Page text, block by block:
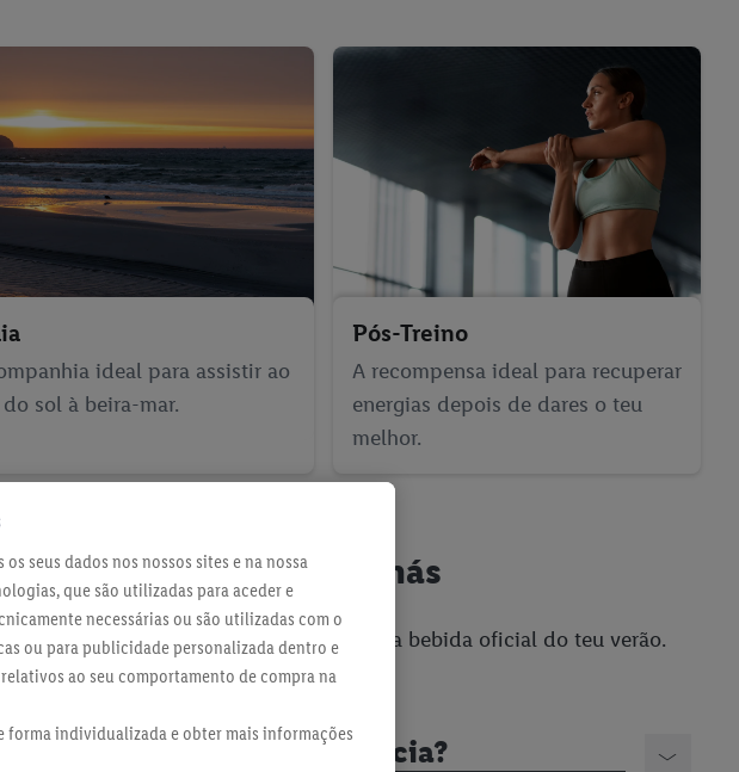
ideal para assistir ao
sol à beira-mar.
Pós-Treino
A recompensa ideal para recuperar
energias depois de dares o teu
melhor.
com gás sabor Ananás
e descobre por que razão esta vai ser a bebida oficial do teu verão.
garantir a melhor experiência?
os seus dados nos nossos sites e na nossa
que são utilizadas para aceder e
necessárias ou são utilizadas com o
ou para publicidade personalizada dentro e
ao seu comportamento de compra na
individualizada e obter mais informações